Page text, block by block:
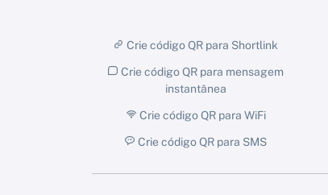
Crie código QR para Shortlink
Crie código QR para mensagem
instantânea
Crie código QR para WiFi
Crie código QR para SMS